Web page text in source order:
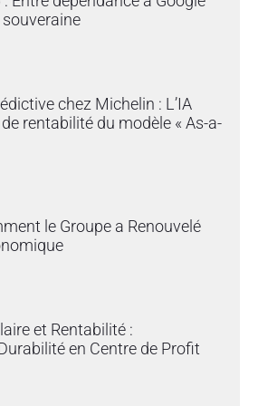
souveraine
chez Michelin : L’IA
rentabilité du modèle « As-a-
le Groupe a Renouvelé
et Rentabilité :
en Centre de Profit